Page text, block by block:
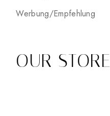
Werbung/Empfehlung
OUR STORE